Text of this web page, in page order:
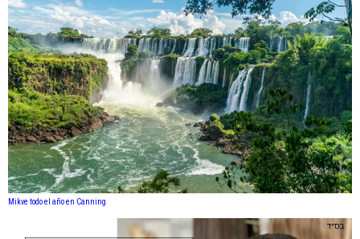
Mikve todo el año en Canning